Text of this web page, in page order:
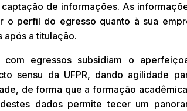
de informações. As
o perfil do egresso quanto à sua
a titulação.
egressos subsidiam o
sensu da UFPR, dando agilidade
de forma que a formação
dados permite tecer um